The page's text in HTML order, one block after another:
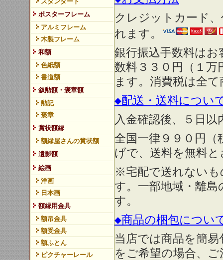
ポスターフレーム
アルミフレーム
木製フレーム
和額
色紙額
書道額
叙勲額・褒章額
勲記
褒章
賞状額縁
額縁屋さんの賞状額
遺影額
絵画
洋画
日本画
額縁用金具
額吊金具
額受金具
額ふとん
ピクチャーレール
クレジットカード
れます。
銀行振込手数料は
数料３３０円（１
ます。消費税は全
◆配送・送料につい
入金確認後、５日
全国一律９９０円
げで、送料を無料
※宅配で送れないも
す。一部地域・離
す。
◆商品の梱包につい
当店では商品を簡
をご希望の場合、